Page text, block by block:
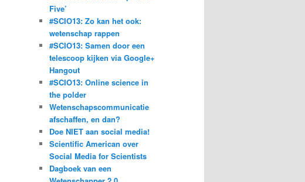
Five’
#SCIO13: Zo kan het ook:
wetenschap rappen
#SCIO13: Samen door een
telescoop kijken via Google+
Hangout
#SCIO13: Online science in
the polder
Wetenschapscommunicatie
afschaffen, en dan?
Doe NIET aan social media!
Scientific American over
Social Media for Scientists
Dagboek van een